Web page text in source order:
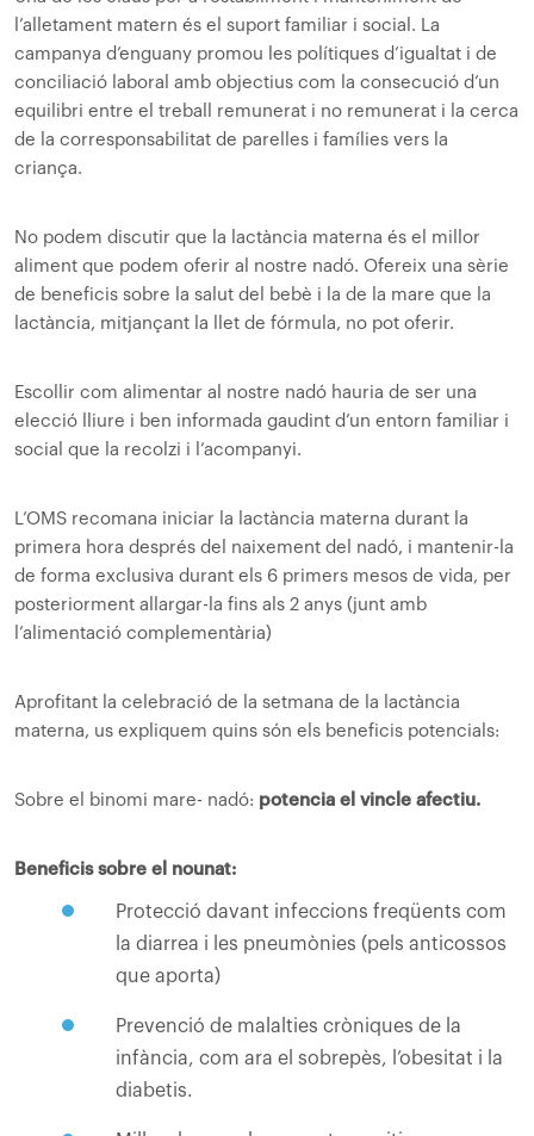
l’alletament matern és el suport familiar i social. La
campanya d’enguany promou les polítiques d’igualtat i de
conciliació laboral amb objectius com la consecució d’un
equilibri entre el treball remunerat i no remunerat i la cerca
de la corresponsabilitat de parelles i famílies vers la
criança.
No podem discutir que la lactància materna és el millor
aliment que podem oferir al nostre nadó. Ofereix una sèrie
de beneficis sobre la salut del bebè i la de la mare que la
lactància, mitjançant la llet de fórmula, no pot oferir.
Escollir com alimentar al nostre nadó hauria de ser una
elecció lliure i ben informada gaudint d’un entorn familiar i
social que la recolzi i l’acompanyi.
L’OMS recomana iniciar la lactància materna durant la
primera hora després del naixement del nadó, i mantenir-la
de forma exclusiva durant els 6 primers mesos de vida, per
posteriorment allargar-la fins als 2 anys (junt amb
l’alimentació complementària)
Aprofitant la celebració de la setmana de la lactància
materna, us expliquem quins són els beneficis potencials:
Sobre el binomi mare- nadó: potencia el vincle afectiu.
Beneficis sobre el nounat:
Protecció davant infeccions freqüents com
la diarrea i les pneumònies (pels anticossos
que aporta)
Prevenció de malalties cròniques de la
infància, com ara el sobrepès, l’obesitat i la
diabetis.